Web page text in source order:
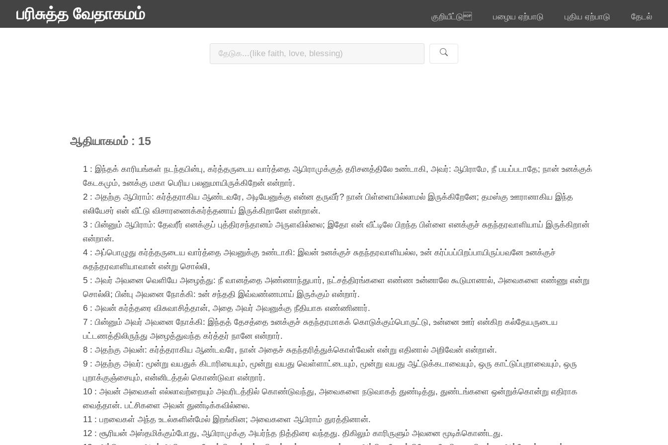
பரிசுத்த வேதாகமம் குறியீட்டு பழைய ஏற்பாடு புதிய ஏற்பாடு தேடல்
ஆதியாகமம் : 15
1 : இந்தக் காரியங்கள் நடந்தபின்பு, கர்த்தருடைய வார்த்தை ஆபிராமுக்குத் தரிசனத்திலே உண்டாகி, அவர்: ஆபிராமே, நீ பயப்படாதே; நான் உனக்குக்
கேடகமும், உனக்கு மகா பெரிய பலனுமாயிருக்கிறேன் என்றார்.
2 : அதற்கு ஆபிராம்: கர்த்தராகிய ஆண்டவரே, அடியேனுக்கு என்ன தருவீர்? நான் பிள்ளையில்லாமல் இருக்கிறேனே; தமஸ்கு ஊரானாகிய இந்த
எலியேசர் என் வீட்டு விசாரணைக்கர்த்தனாய் இருக்கிறானே என்றான்.
3 : பின்னும் ஆபிராம்: தேவரீர் எனக்குப் புத்திரசந்தானம் அருளவில்லை; இதோ என் வீட்டிலே பிறந்த பிள்ளை எனக்குச் சுதந்தரவாளியாய் இருக்கிறான்
என்றான்.
4 : அப்பொழுது கர்த்தருடைய வார்த்தை அவனுக்கு உண்டாகி: இவன் உனக்குச் சுதந்தரவாளியல்ல, உன் கர்ப்பப்பிறப்பாயிருப்பவனே உனக்குச்
சுதந்தரவாளியாவான் என்று சொல்லி,
5 : அவர் அவனை வெளியே அழைத்து: நீ வானத்தை அண்ணாந்துபார், நட்சத்திரங்களை எண்ண உன்னாலே கூடுமானால், அவைகளை எண்ணு என்று
சொல்லி; பின்பு அவனை நோக்கி: உன் சந்ததி இவ்வண்ணமாய் இருக்கும் என்றார்.
6 : அவன் கர்த்தரை விசுவாசித்தான், அதை அவர் அவனுக்கு நீதியாக எண்ணினார்.
7 : பின்னும் அவர் அவனை நோக்கி: இந்தத் தேசத்தை உனக்குச் சுதந்தரமாகக் கொடுக்கும்பொருட்டு, உன்னை ஊர் என்கிற கல்தேயருடைய
பட்டணத்திலிருந்து அழைத்துவந்த கர்த்தர் நானே என்றார்.
8 : அதற்கு அவன்: கர்த்தராகிய ஆண்டவரே, நான் அதைச் சுதந்தரித்துக்கொள்வேன் என்று எதினால் அறிவேன் என்றான்.
9 : அதற்கு அவர்: மூன்று வயதுக் கிடாரியையும், மூன்று வயது வெள்ளாட்டையும், மூன்று வயது ஆட்டுக்கடாவையும், ஒரு காட்டுப்புறாவையும், ஒரு
புறாக்குஞ்சையும், என்னிடத்தல் கொண்டுவா என்றார்.
10 : அவன் அவைகள் எல்லாவற்றையும் அவரிடத்தில் கொண்டுவந்து, அவைகளை நடுவாகத் துண்டித்து, துண்டங்களை ஒன்றுக்கொன்று எதிராக
வைத்தான். பட்சிகளை அவன் துண்டிக்கவில்லை.
11 : பறவைகள் அந்த உடல்களின்மேல் இறங்கின; அவைகளை ஆபிராம் துரத்தினான்.
12 : சூரியன் அஸ்தமிக்கும்போது, ஆபிராமுக்கு அயர்ந்த நித்திரை வந்தது. திகிலும் காரிருளும் அவனை மூடிக்கொண்டது.